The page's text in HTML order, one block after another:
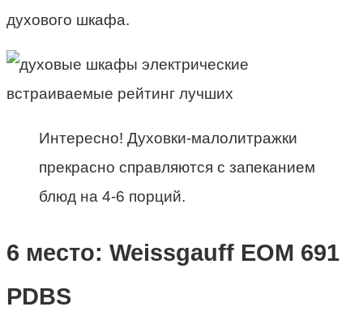
духового шкафа.
Интересно! Духовки-малолитражки
прекрасно справляются с запеканием
блюд на 4-6 порций.
6 место: Weissgauff EOM 691
PDBS